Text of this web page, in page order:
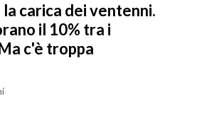
carica dei ventenni.
il 10% tra i
c'è troppa